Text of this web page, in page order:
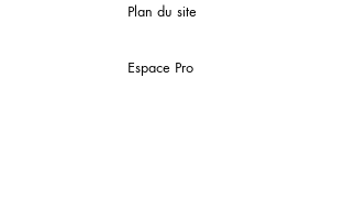
Plan du site
Espace Pro